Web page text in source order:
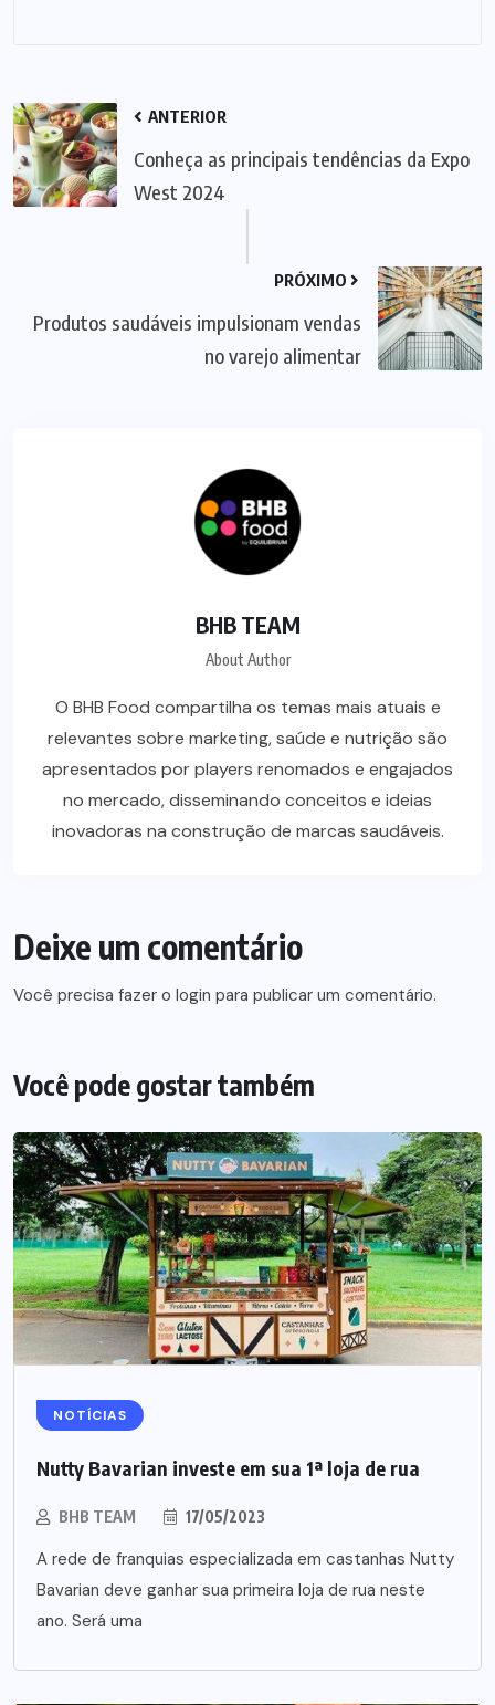
ANTERIOR
Conheça as principais tendências da Expo
West 2024
PRÓXIMO
Produtos saudáveis impulsionam vendas
no varejo alimentar
BHB TEAM
About Author
O BHB Food compartilha os temas mais atuais e
relevantes sobre marketing, saúde e nutrição são
apresentados por players renomados e engajados
no mercado, disseminando conceitos e ideias
inovadoras na construção de marcas saudáveis.
Deixe um comentário
Você precisa fazer o login para publicar um comentário.
Você pode gostar também
NOTÍCIAS
Nutty Bavarian investe em sua 1ª loja de rua
BHB TEAM 17/05/2023
A rede de franquias especializada em castanhas Nutty
Bavarian deve ganhar sua primeira loja de rua neste
ano. Será uma